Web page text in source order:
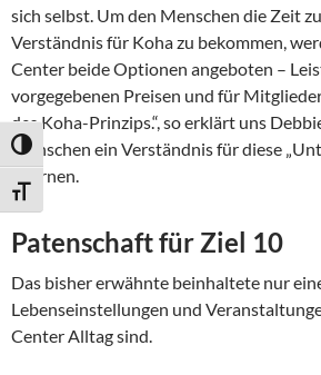
UMSCHALTEN AUF HOHE KONTRASTE
SCHRIFT VERGRÖSSERN
sich selbst. Um den Menschen die Zeit
Verständnis für Koha zu bekommen,
Center beide Optionen angeboten –
vorgegebenen Preisen und für
des Koha-Prinzips.“, so erklärt uns
Menschen ein Verständnis für diese
erlernen.
Patenschaft für Ziel 10
Das bisher erwähnte beinhaltete nur
Lebenseinstellungen und
Center Alltag sind.